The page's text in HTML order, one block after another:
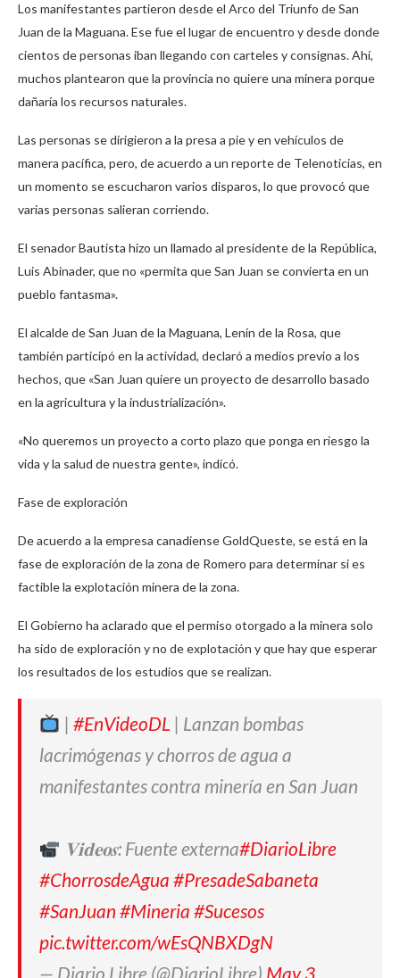
Los manifestantes partieron desde el Arco del Triunfo de San
Juan de la Maguana. Ese fue el lugar de encuentro y desde donde
cientos de personas iban llegando con carteles y consignas. Ahí,
muchos plantearon que la provincia no quiere una minera porque
dañaría los recursos naturales.
Las personas se dirigieron a la presa a pie y en vehículos de
manera pacífica, pero, de acuerdo a un reporte de Telenoticias, en
un momento se escucharon varios disparos, lo que provocó que
varias personas salieran corriendo.
El senador Bautista hizo un llamado al presidente de la República,
Luis Abinader, que no «permita que San Juan se convierta en un
pueblo fantasma».
El alcalde de San Juan de la Maguana, Lenin de la Rosa, que
también participó en la actividad, declaró a medios previo a los
hechos, que «San Juan quiere un proyecto de desarrollo basado
en la agricultura y la industrialización».
«No queremos un proyecto a corto plazo que ponga en riesgo la
vida y la salud de nuestra gente», indicó.
Fase de exploración
De acuerdo a la empresa canadiense GoldQueste, se está en la
fase de exploración de la zona de Romero para determinar si es
factible la explotación minera de la zona.
El Gobierno ha aclarado que el permiso otorgado a la minera solo
ha sido de exploración y no de explotación y que hay que esperar
los resultados de los estudios que se realizan.
| #EnVideoDL | Lanzan bombas
lacrimógenas y chorros de agua a
manifestantes contra minería en San Juan
𝐕𝐢𝐝𝐞𝐨𝒔: Fuente externa#DiarioLibre
#ChorrosdeAgua #PresadeSabaneta
#SanJuan #Mineria #Sucesos
pic.twitter.com/wEsQNBXDgN
— Diario Libre (@DiarioLibre) May 3,